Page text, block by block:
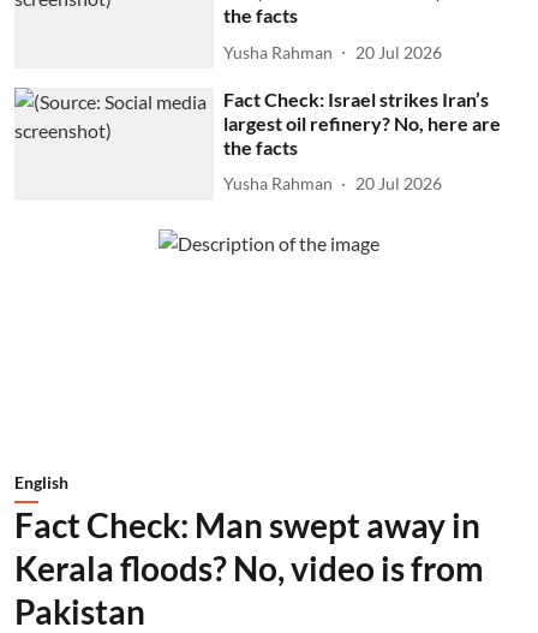
the facts
Yusha Rahman 20 Jul 2026
Fact Check: Israel strikes Iran’s
largest oil refinery? No, here are
the facts
Yusha Rahman 20 Jul 2026
English
Fact Check: Man swept away in
Kerala floods? No, video is from
Pakistan